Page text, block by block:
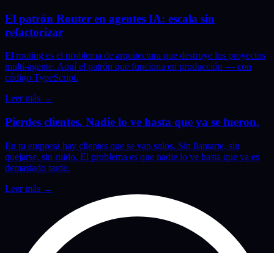
El patrón Router en agentes IA: escala sin
refactorizar
El routing es el problema de arquitectura que destruye los proyectos
multi-agente. Aquí el patrón que funciona en producción — con
código TypeScript.
Leer más →
Pierdes clientes. Nadie lo ve hasta que ya se fueron.
En tu empresa hay clientes que se van solos. Sin llamarte, sin
quejarse, sin ruido. El problema es que nadie lo ve hasta que ya es
demasiado tarde.
Leer más →